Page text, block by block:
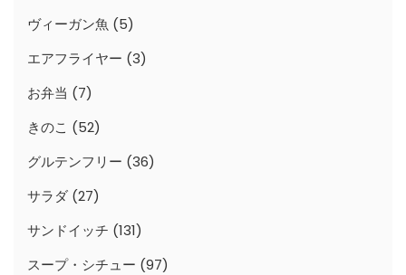
ヴィーガン魚 (5)
エアフライヤー (3)
お弁当 (7)
きのこ (52)
グルテンフリー (36)
サラダ (27)
サンドイッチ (131)
スープ・シチュー (97)